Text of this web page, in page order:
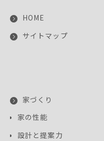
HOME
サイトマップ
家づくり
家の性能
設計と提案力